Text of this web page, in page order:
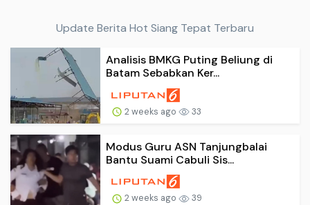
Update Berita Hot Siang Tepat Terbaru
Analisis BMKG Puting Beliung di
Batam Sebabkan Ker...
2 weeks ago 33
Modus Guru ASN Tanjungbalai
Bantu Suami Cabuli Sis...
2 weeks ago 39